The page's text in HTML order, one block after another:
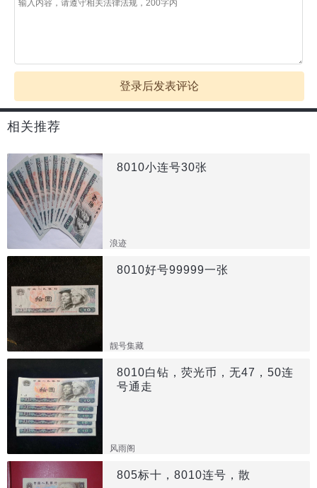
登录后发表评论
相关推荐
8010小连号30张
浪迹
8010好号99999一张
靓号集藏
8010白钻，荧光币，无47，50连
号通走
风雨阁
805标十，8010连号，散